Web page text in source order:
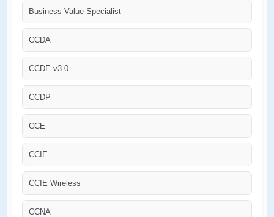
Business Value Specialist
CCDA
CCDE v3.0
CCDP
CCE
CCIE
CCIE Wireless
CCNA